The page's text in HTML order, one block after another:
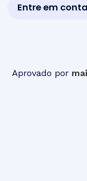
Entre em
Aprovado por